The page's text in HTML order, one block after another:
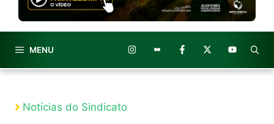
MENU
Notícias do Sindicato